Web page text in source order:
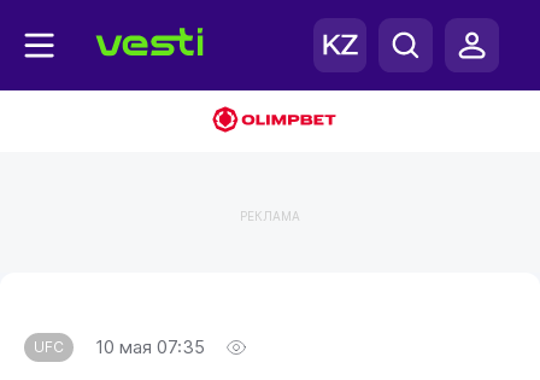
РЕКЛАМА
UFC 10 мая 07:35